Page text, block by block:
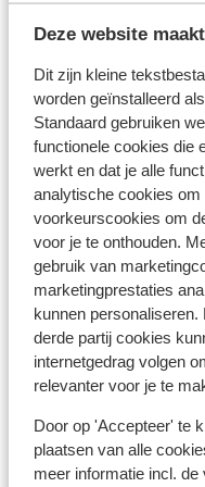
Deze website
Dit zijn kleine
worden geïnstalleerd
Standaard gebruiken
functionele cookies die
werkt en dat je alle
analytische cookies
voorkeurscookies om
voor je te onthouden.
gebruik van
marketingprestaties
kunnen
derde partij cookies
internetgedrag volgen
relevanter voor je te
Door op 'Accepteer' te
plaatsen van alle
meer informatie incl.
Heb je niet de
belangrijk om na te
toepassing zijn. Dit
het land waar je heen
reist.
Het reizen met de
verantwoordelijkheid.
aansprakelijk worden
Vaccinatie:
Voor actuele
andere gegevens
de site van LCR:
Alarmnummer: